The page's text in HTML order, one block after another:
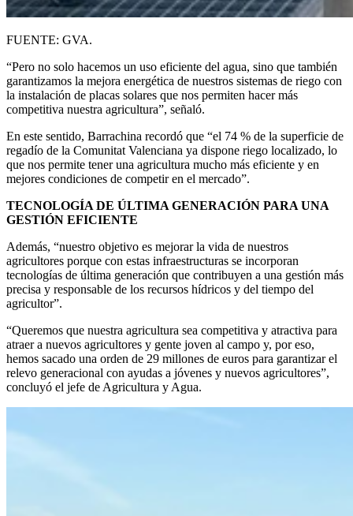
FUENTE: GVA.
“Pero no solo hacemos un uso eficiente del agua, sino que también
garantizamos la mejora energética de nuestros sistemas de riego con
la instalación de placas solares que nos permiten hacer más
competitiva nuestra agricultura”, señaló.
En este sentido, Barrachina recordó que “el 74 % de la superficie de
regadío de la Comunitat Valenciana ya dispone riego localizado, lo
que nos permite tener una agricultura mucho más eficiente y en
mejores condiciones de competir en el mercado”.
TECNOLOGÍA DE ÚLTIMA GENERACIÓN PARA UNA
GESTIÓN EFICIENTE
Además, “nuestro objetivo es mejorar la vida de nuestros
agricultores porque con estas infraestructuras se incorporan
tecnologías de última generación que contribuyen a una gestión más
precisa y responsable de los recursos hídricos y del tiempo del
agricultor”.
“Queremos que nuestra agricultura sea competitiva y atractiva para
atraer a nuevos agricultores y gente joven al campo y, por eso,
hemos sacado una orden de 29 millones de euros para garantizar el
relevo generacional con ayudas a jóvenes y nuevos agricultores”,
concluyó el jefe de Agricultura y Agua.